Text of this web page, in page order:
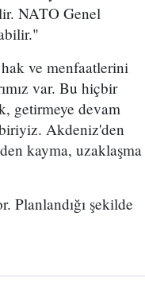
NATO Genel
ve menfaatlerini
var. Bu hiçbir
getirmeye devam
Akdeniz'den
kayma, uzaklaşma
Planlandığı şekilde